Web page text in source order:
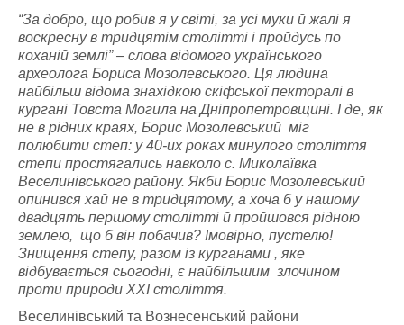
“За добро, що робив я у світі, за усі муки й жалі я
воскресну в тридцятім столітті і пройдусь по
коханій землі” – слова відомого українського
археолога Бориса Мозолевського. Ця людина
найбільш відома знахідкою скіфської пекторалі в
кургані Товста Могила на Дніпропетровщині. І де, як
не в рідних краях, Борис Мозолевський міг
полюбити степ: у 40-их роках минулого століття
степи простягались навколо с. Миколаївка
Веселинівського району. Якби Борис Мозолевський
опинився хай не в тридцятому, а хоча б у нашому
двадцять першому столітті й пройшовся рідною
землею, що б він побачив? Імовірно, пустелю!
Знищення степу, разом із курганами , яке
відбувається сьогодні, є найбільшим злочином
проти природи XXI століття.
Веселинівський та Вознесенський райони